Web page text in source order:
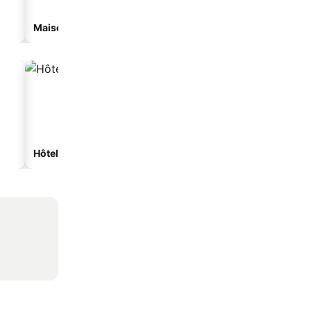
Maison d’hôtes
Hôtels spa